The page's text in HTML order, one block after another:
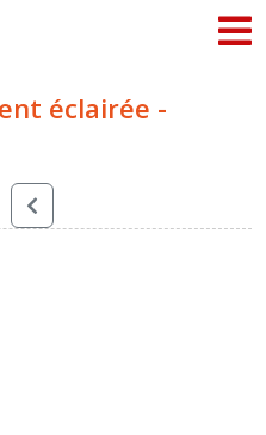
éclairée -